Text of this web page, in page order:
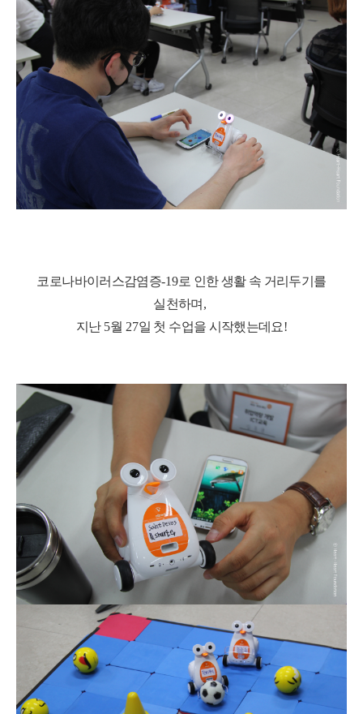
코로나바이러스감염증-19로 인한 생활 속 거리두기를
실천하며 ,
지난 5월 27일 첫 수업을 시작했는데요!